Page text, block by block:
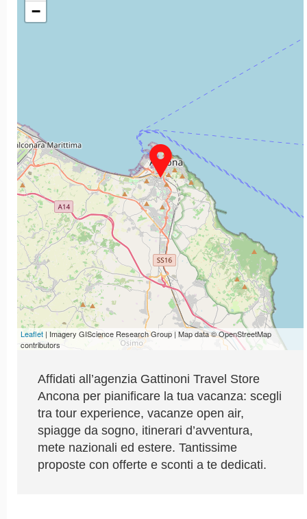
−
Leaflet | Imagery GIScience Research Group | Map data © OpenStreetMap
contributors
Affidati all’agenzia Gattinoni Travel Store
Ancona per pianificare la tua vacanza: scegli
tra tour experience, vacanze open air,
spiagge da sogno, itinerari d’avventura,
mete nazionali ed estere. Tantissime
proposte con offerte e sconti a te dedicati.